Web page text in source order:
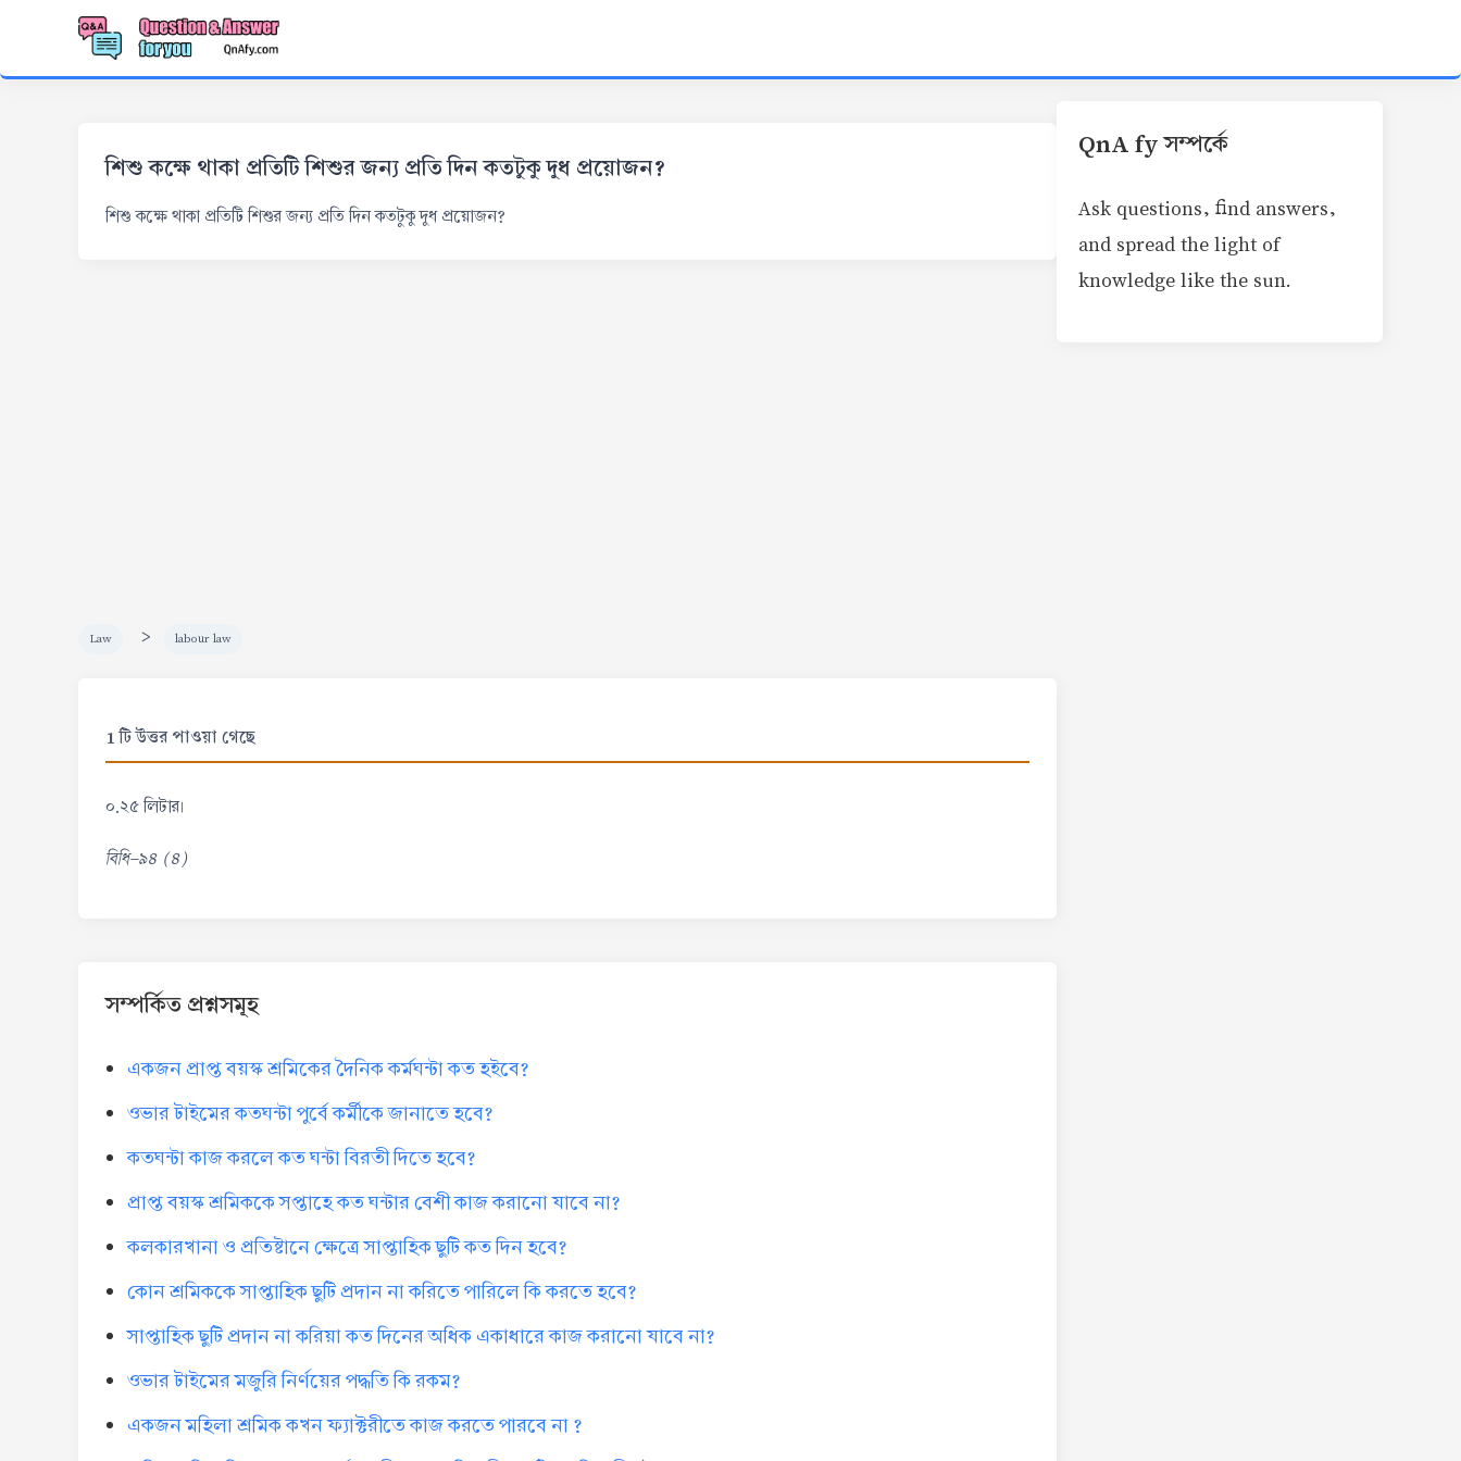
শিশু কক্ষে থাকা প্রতিটি শিশুর জন্য প্রতি দিন কতটুকু দুধ প্রয়োজন?
শিশু কক্ষে থাকা প্রতিটি শিশুর জন্য প্রতি দিন কতটুকু দুধ প্রয়োজন?
Law > labour law
1 টি উত্তর পাওয়া গেছে
০.২৫ লিটার।
বিধি-৯৪ (৪)
সম্পর্কিত প্রশ্নসমূহ
একজন প্রাপ্ত বয়স্ক শ্রমিকের দৈনিক কর্মঘন্টা কত হইবে?
ওভার টাইমের কতঘন্টা পুর্বে কর্মীকে জানাতে হবে?
কতঘন্টা কাজ করলে কত ঘন্টা বিরতী দিতে হবে?
প্রাপ্ত বয়স্ক শ্রমিককে সপ্তাহে কত ঘন্টার বেশী কাজ করানো যাবে না?
কলকারখানা ও প্রতিষ্টানে ক্ষেত্রে সাপ্তাহিক ছুটি কত দিন হবে?
কোন শ্রমিককে সাপ্তাহিক ছুটি প্রদান না করিতে পারিলে কি করতে হবে?
সাপ্তাহিক ছুটি প্রদান না করিয়া কত দিনের অধিক একাধারে কাজ করানো যাবে না?
ওভার টাইমের মজুরি নির্ণয়ের পদ্ধতি কি রকম?
একজন মহিলা শ্রমিক কখন ফ্যাক্টরীতে কাজ করতে পারবে না ?
QnA fy সম্পর্কে
Ask questions, find answers,
and spread the light of
knowledge like the sun.